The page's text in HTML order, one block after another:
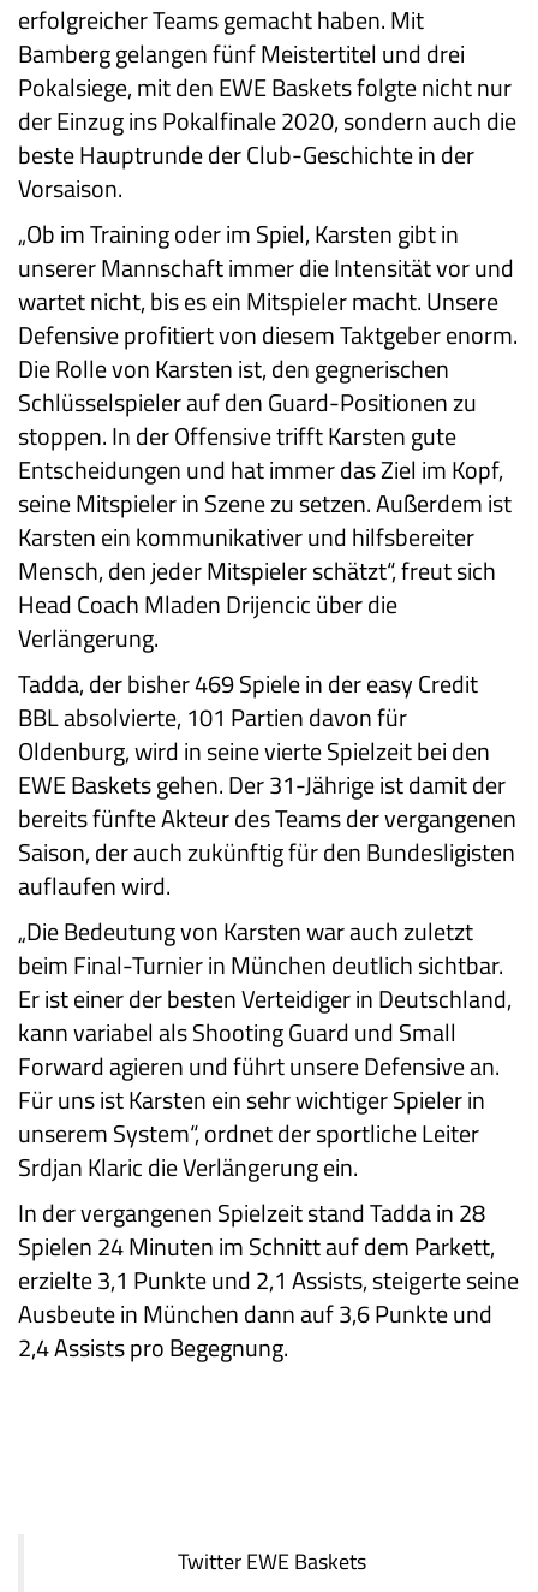
erfolgreicher Teams gemacht haben. Mit
Bamberg gelangen fünf Meistertitel und drei
Pokalsiege, mit den EWE Baskets folgte nicht nur
der Einzug ins Pokalfinale 2020, sondern auch die
beste Hauptrunde der Club-Geschichte in der
Vorsaison.
„Ob im Training oder im Spiel, Karsten gibt in
unserer Mannschaft immer die Intensität vor und
wartet nicht, bis es ein Mitspieler macht. Unsere
Defensive profitiert von diesem Taktgeber enorm.
Die Rolle von Karsten ist, den gegnerischen
Schlüsselspieler auf den Guard-Positionen zu
stoppen. In der Offensive trifft Karsten gute
Entscheidungen und hat immer das Ziel im Kopf,
seine Mitspieler in Szene zu setzen. Außerdem ist
Karsten ein kommunikativer und hilfsbereiter
Mensch, den jeder Mitspieler schätzt“, freut sich
Head Coach Mladen Drijencic über die
Verlängerung.
Tadda, der bisher 469 Spiele in der easy Credit
BBL absolvierte, 101 Partien davon für
Oldenburg, wird in seine vierte Spielzeit bei den
EWE Baskets gehen. Der 31-Jährige ist damit der
bereits fünfte Akteur des Teams der vergangenen
Saison, der auch zukünftig für den Bundesligisten
auflaufen wird.
„Die Bedeutung von Karsten war auch zuletzt
beim Final-Turnier in München deutlich sichtbar.
Er ist einer der besten Verteidiger in Deutschland,
kann variabel als Shooting Guard und Small
Forward agieren und führt unsere Defensive an.
Für uns ist Karsten ein sehr wichtiger Spieler in
unserem System“, ordnet der sportliche Leiter
Srdjan Klaric die Verlängerung ein.
In der vergangenen Spielzeit stand Tadda in 28
Spielen 24 Minuten im Schnitt auf dem Parkett,
erzielte 3,1 Punkte und 2,1 Assists, steigerte seine
Ausbeute in München dann auf 3,6 Punkte und
2,4 Assists pro Begegnung.
TwitterEWE Baskets